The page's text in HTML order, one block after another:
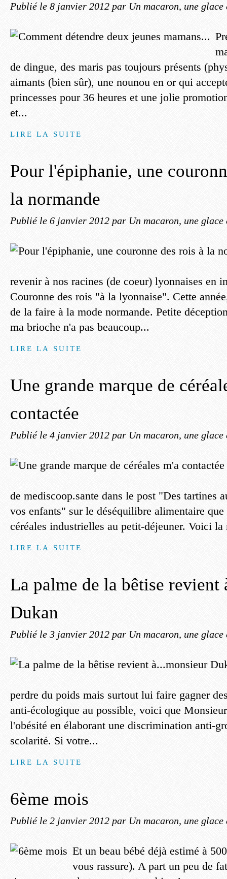
Publié le 8 janvier 2012 par Un macaron, une
de dingue, des maris pas toujours présents
aimants (bien sûr), une nounou en or qui
princesses pour 36 heures et une jolie
et...
LIRE LA SUITE
Pour l'épiphanie, une
la normande
Publié le 6 janvier 2012 par Un macaron, une
revenir à nos racines (de coeur) lyonnaises en
Couronne des rois "à la lyonnaise". Cette
de la faire à la mode normande. Petite
ma brioche n'a pas beaucoup...
LIRE LA SUITE
Une grande marque de
contactée
Publié le 4 janvier 2012 par Un macaron, une
de mediscoop.sante dans le post "Des tartines
vos enfants" sur le déséquilibre alimentaire
céréales industrielles au petit-déjeuner. Voici
LIRE LA SUITE
La palme de la bêtise revient
Dukan
Publié le 3 janvier 2012 par Un macaron, une
perdre du poids mais surtout lui faire gagner
anti-écologique au possible, voici que
l'obésité en élaborant une discrimination anti-
scolarité. Si votre...
LIRE LA SUITE
6ème mois
Publié le 2 janvier 2012 par Un macaron, une
Et un beau bébé déjà estimé à
vous rassure). A part un peu de